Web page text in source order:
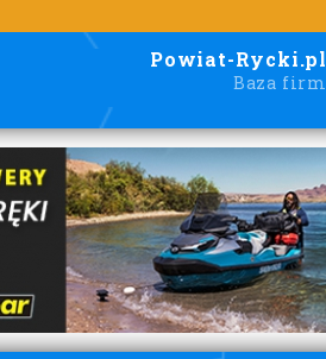
Powiat-Rycki.pl
Baza firm